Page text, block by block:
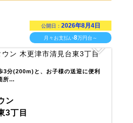
公開日： 2026年8月4日
月々お支払い8万円台～
3分(200m)と、お子様の送迎に便利
所…
ン
3丁目